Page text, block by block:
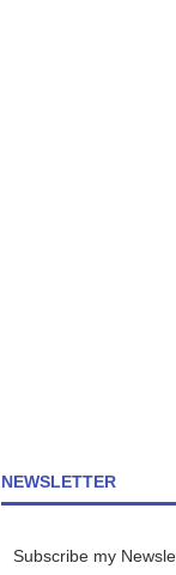
NEWSLETTER
Subscribe my